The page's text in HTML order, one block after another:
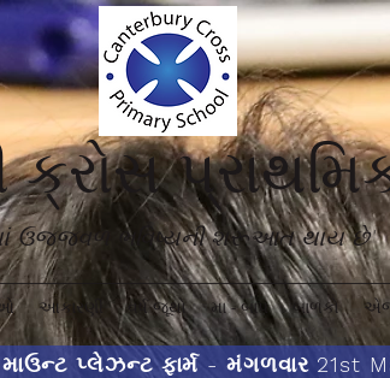
ક્રોસ
ઉજ્જવળ ભવિષ્યની શરૂઆત થાય છે'
આકારણી વર્ષ જૂથો મા - બાપ બાળકો
માઉન્ટ પ્લેઝન્ટ ફાર્મ - મંગળવાર 21st